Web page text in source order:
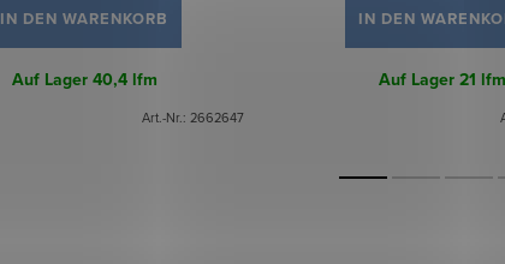
IN DEN WARENKORB
Auf Lager40,4 lfm
Art.-Nr.: 2662647
IN DEN
Auf Lager21 lfm